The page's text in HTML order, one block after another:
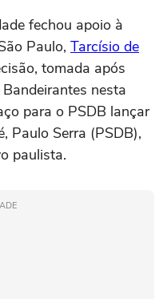
fechou apoio à
Paulo, Tarcísio de
tomada após
nesta
para o PSDB lançar
Paulo Serra (PSDB),
paulista.